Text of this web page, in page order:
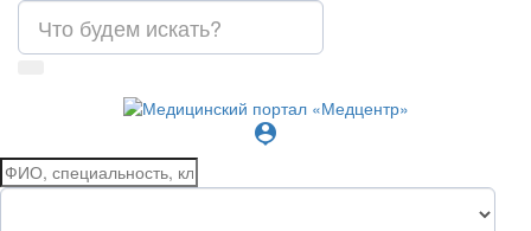
person_pin